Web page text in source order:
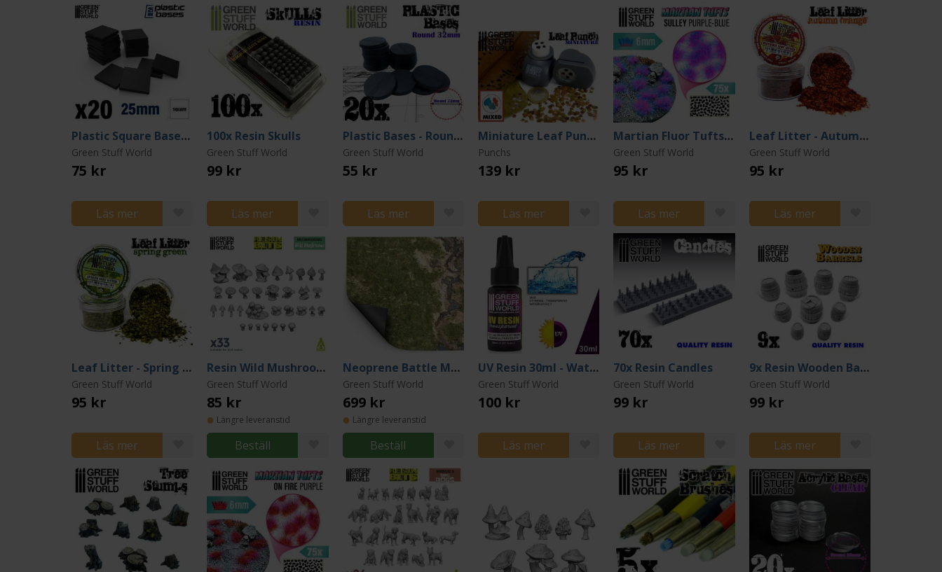
Plastic Square Bases (20x Square 25mm)
Green Stuff World
75 kr
Läs mer
100x Resin Skulls
Green Stuff World
99 kr
Läs mer
Plastic Bases - Round 32mm BLACK
Green Stuff World
55 kr
Läs mer
Miniature Leaf Punch GREY
Punchs
139 kr
Läs mer
Martian Fluor Tufts - SULLY PURPLE-BLUE
Green Stuff World
95 kr
Läs mer
Leaf Litter - Autumn Orange
Green Stuff World
95 kr
Läs mer
Leaf Litter - Spring Green
Green Stuff World
95 kr
Läs mer
Resin Wild Mushrooms
Green Stuff World
85 kr
Längre leveranstid
Beställ
Neoprene Battle Mat 112*152: Duskriver Meadows
Green Stuff World
699 kr
Längre leveranstid
Beställ
UV Resin 30ml - Water Effect
Green Stuff World
100 kr
Läs mer
70x Resin Candles
Green Stuff World
99 kr
Läs mer
9x Resin Wooden Barrels
Green Stuff World
99 kr
Läs mer